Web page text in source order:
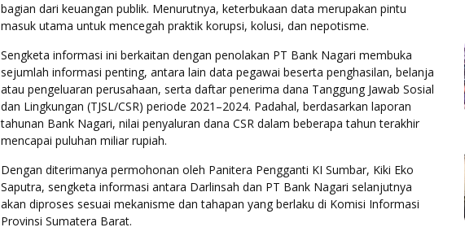
bagian dari keuangan publik. Menurutnya, keterbukaan data merupakan pintu
masuk utama untuk mencegah praktik korupsi, kolusi, dan nepotisme.
Sengketa informasi ini berkaitan dengan penolakan PT Bank Nagari membuka
sejumlah informasi penting, antara lain data pegawai beserta penghasilan, belanja
atau pengeluaran perusahaan, serta daftar penerima dana Tanggung Jawab Sosial
dan Lingkungan (TJSL/CSR) periode 2021–2024. Padahal, berdasarkan laporan
tahunan Bank Nagari, nilai penyaluran dana CSR dalam beberapa tahun terakhir
mencapai puluhan miliar rupiah.
Dengan diterimanya permohonan oleh Panitera Pengganti KI Sumbar, Kiki Eko
Saputra, sengketa informasi antara Darlinsah dan PT Bank Nagari selanjutnya
akan diproses sesuai mekanisme dan tahapan yang berlaku di Komisi Informasi
Provinsi Sumatera Barat.